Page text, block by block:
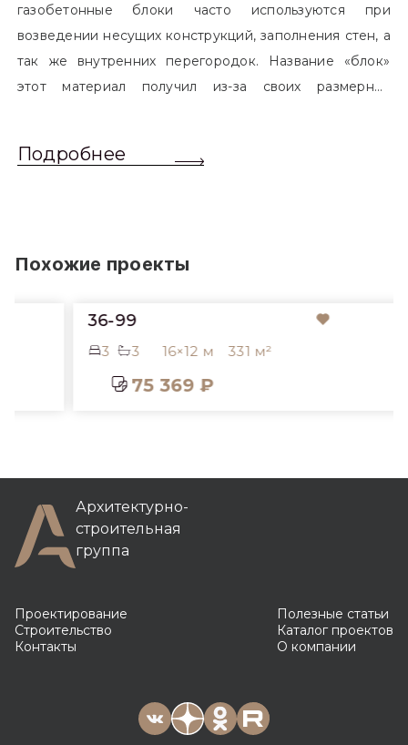
газобетонные блоки часто используются при
возведении несущих конструкций, заполнения стен, а
так же внутренних перегородок. Название «блок»
этот материал получил из-за своих размерных
обычный одинарный кирпич. Размер блоков различен
Подробнее
Похожие проекты
36-99
3 16×12 м 331 м²
75 369 ₽
Архитектурно-
строительная
группа
Проектирование
Строительство
Контакты
Полезные статьи
Каталог проектов
О компании